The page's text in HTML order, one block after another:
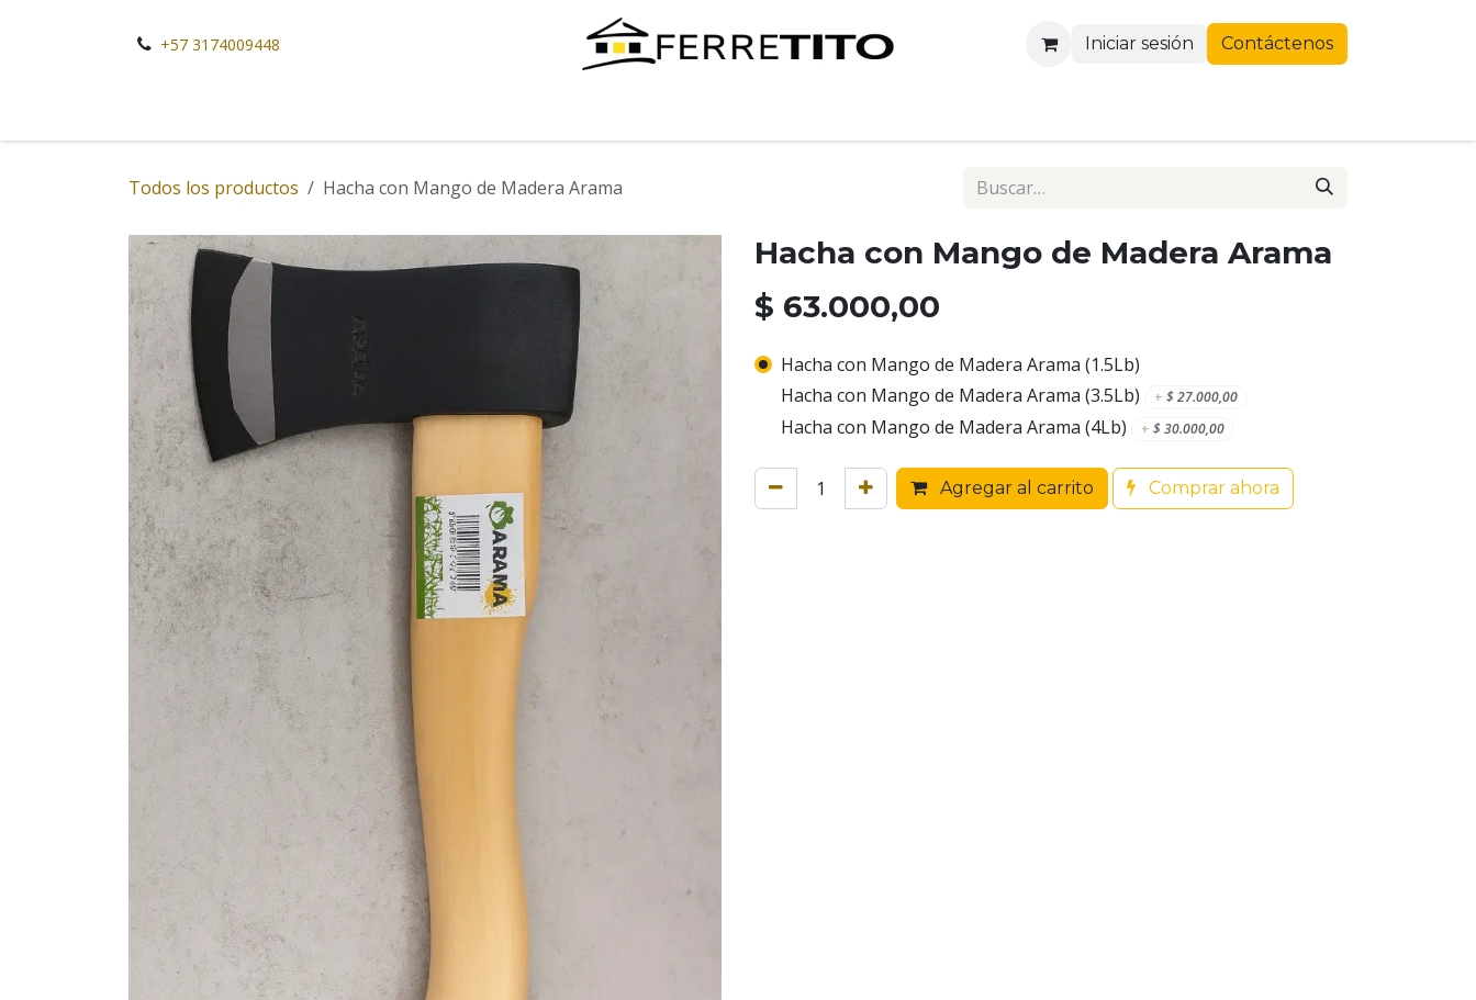
+57 3174009448
Iniciar sesión Contáctenos
Todos los productos Hacha con Mango de Madera Arama
Hacha con Mango de Madera Arama
$ 63.000,00
Hacha con Mango de Madera Arama (1.5Lb)
Hacha con Mango de Madera Arama (3.5Lb)
+ $27.000,00
Hacha con Mango de Madera Arama (4Lb) + $30.000,00
Agregar al carrito Comprar ahora